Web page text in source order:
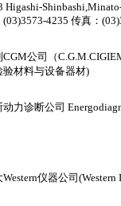
Higashi-
(03)3573-4235 传真：
CGM公司（
验材料与设备器材)
动力诊断公司
仪器公司 (Western